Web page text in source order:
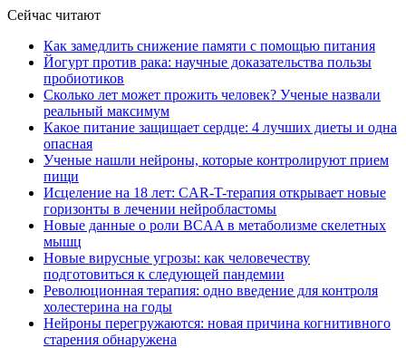
Сейчас читают
Как замедлить снижение памяти с помощью питания
Йогурт против рака: научные доказательства пользы
пробиотиков
Сколько лет может прожить человек? Ученые назвали
реальный максимум
Какое питание защищает сердце: 4 лучших диеты и одна
опасная
Ученые нашли нейроны, которые контролируют прием
пищи
Исцеление на 18 лет: CAR-T-терапия открывает новые
горизонты в лечении нейробластомы
Новые данные о роли BCAA в метаболизме скелетных
мышц
Новые вирусные угрозы: как человечеству
подготовиться к следующей пандемии
Революционная терапия: одно введение для контроля
холестерина на годы
Нейроны перегружаются: новая причина когнитивного
старения обнаружена